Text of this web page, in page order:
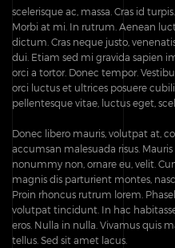
scelerisque ac, massa. Cras id
Morbi at mi. In rutrum. Aenean
dictum. Cras neque justo,
dui. Etiam sed mi gravida sapien
orci a tortor. Donec tempor.
orci luctus et ultrices posuere
pellentesque vitae, luctus eget,
Donec libero mauris, volutpat at,
accumsan malesuada risus.
nonummy non, ornare eu, velit.
magnis dis parturient montes,
Proin rhoncus rutrum lorem.
volutpat tincidunt. In hac
eros. Nulla in nulla. Vivamus quis
tellus. Sed sit amet lacus.